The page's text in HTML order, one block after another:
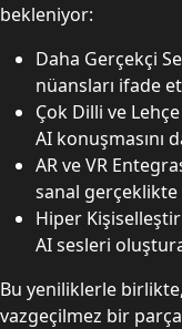
bekleniyor:
Daha Gerçekçi
nüansları ifade
Çok Dilli ve
AI konuşmasını
AR ve VR
sanal
Hiper
AI sesleri
Bu yeniliklerle birlikte,
vazgeçilmez bir